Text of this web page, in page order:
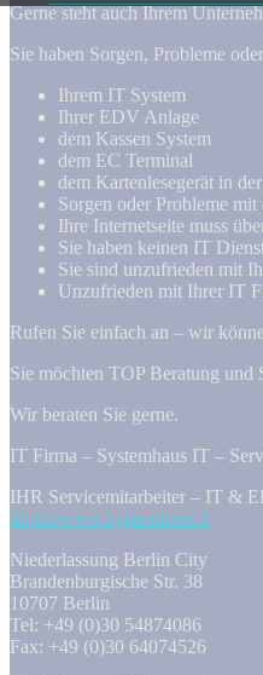
Gerne steht auch Ihrem
Sie haben Sorgen, Probleme
Ihrem IT System
Ihrer EDV Anlage
dem Kassen System
dem EC Terminal
dem Kartenlesegerät in
Sorgen oder Probleme mit
Ihre Internetseite muss
Sie haben keinen IT
Sie sind unzufrieden mit
Unzufrieden mit Ihrer IT
Rufen Sie einfach an – wir
Sie möchten TOP Beratung und
Wir beraten Sie gerne.
IT Firma – Systemhaus IT –
IHR Servicemitarbeiter – IT &
https://www.systemhaus.it
Niederlassung Berlin City
Brandenburgische Str. 38
10707 Berlin
Tel: +49 (0)30 54874086
Fax: +49 (0)30 64074526